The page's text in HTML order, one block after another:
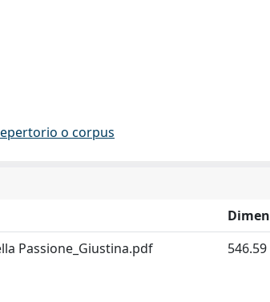
o corpus
Passione_Giustina.pdf